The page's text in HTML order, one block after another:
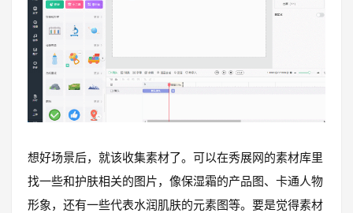
想好场景后，就该收集素材了。可以在秀展网的素材库里
找一些和护肤相关的图片，像保湿霜的产品图、卡通人物
形象，还有一些代表水润肌肤的元素图等。要是觉得素材